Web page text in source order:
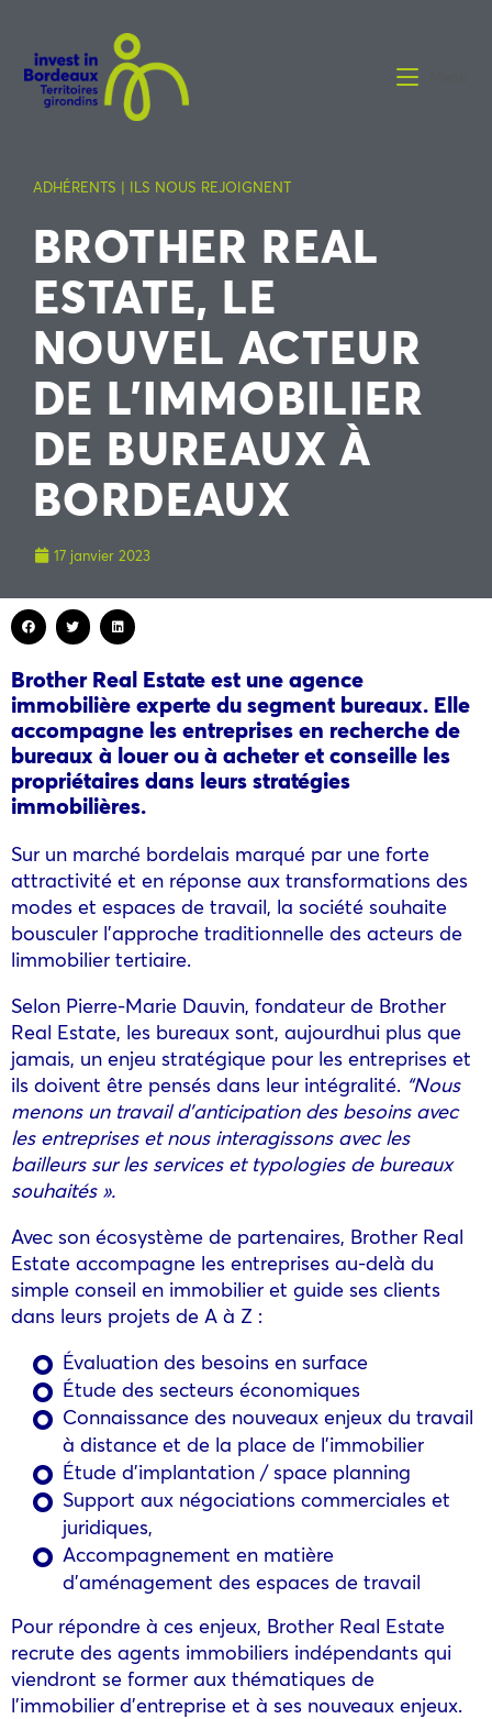
ADHÉRENTS | ILS NOUS REJOIGNENT
BROTHER REAL
ESTATE, LE
NOUVEL ACTEUR
DE L’IMMOBILIER
DE BUREAUX À
BORDEAUX
17 janvier 2023
Brother Real Estate est une agence
immobilière experte du segment bureaux. Elle
accompagne les entreprises en recherche de
bureaux à louer ou à acheter et conseille les
propriétaires dans leurs stratégies
immobilières.
Sur un marché bordelais marqué par une forte
attractivité et en réponse aux transformations des
modes et espaces de travail, la société souhaite
bousculer l’approche traditionnelle des acteurs de
limmobilier tertiaire.
Selon Pierre-Marie Dauvin, fondateur de Brother
Real Estate, les bureaux sont, aujourdhui plus que
jamais, un enjeu stratégique pour les entreprises et
ils doivent être pensés dans leur intégralité. “Nous
menons un travail d’anticipation des besoins avec
les entreprises et nous interagissons avec les
bailleurs sur les services et typologies de bureaux
souhaités ».
Avec son écosystème de partenaires, Brother Real
Estate accompagne les entreprises au-delà du
simple conseil en immobilier et guide ses clients
dans leurs projets de A à Z :
Évaluation des besoins en surface
Étude des secteurs économiques
Connaissance des nouveaux enjeux du travail
à distance et de la place de l’immobilier
Étude d’implantation / space planning
Support aux négociations commerciales et
juridiques,
Accompagnement en matière
d’aménagement des espaces de travail
Pour répondre à ces enjeux, Brother Real Estate
recrute des agents immobiliers indépendants qui
viendront se former aux thématiques de
l’immobilier d’entreprise et à ses nouveaux enjeux.